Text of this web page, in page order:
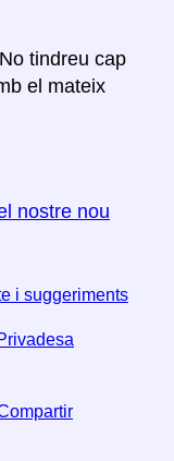
tindreu cap
el mateix
nostre nou
i suggeriments